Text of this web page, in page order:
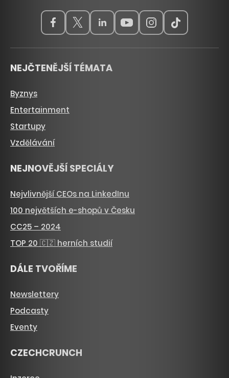
NEJČTENĚJŠÍ TÉMATA
Byznys
Entertainment
Startupy
Vzdělávání
NEJNOVĚJŠÍ SPECIÁLY
Nejvlivnější CEOs na LinkedInu
100 největších e-shopů v Česku
CC25 – 2024
TOP 20 🇨🇿 herních studií
DÁLE TVOŘÍME
Newslettery
Podcasty
Eventy
CZECHCRUNCH